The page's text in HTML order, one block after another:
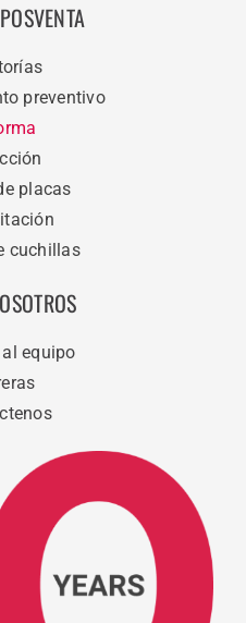
preventivo
placas
cuchillas
equipo